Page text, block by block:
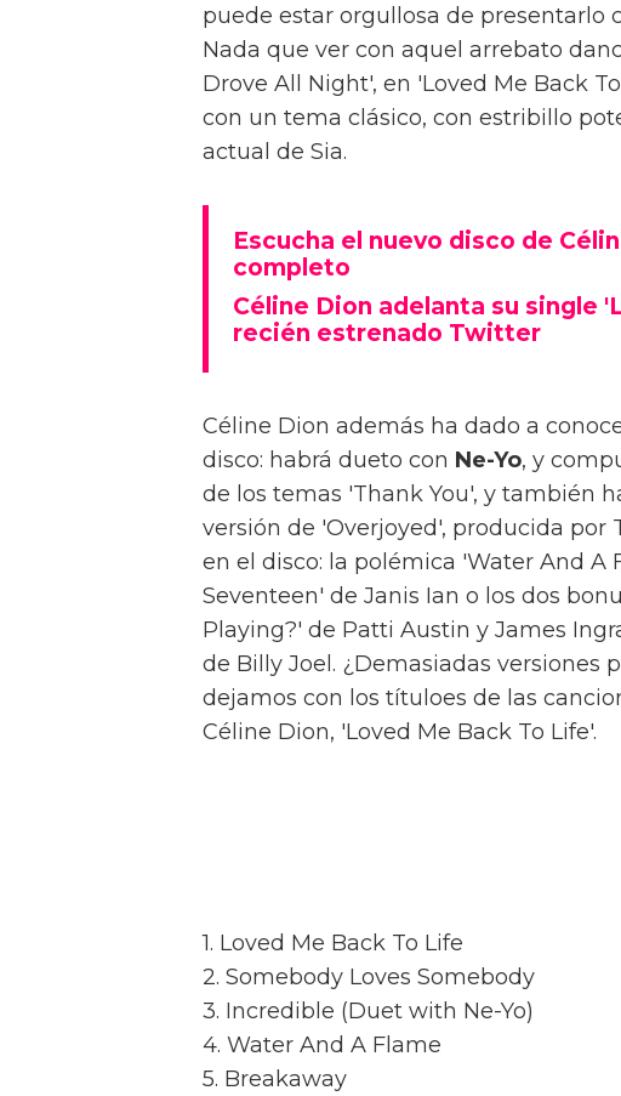
puede estar orgullosa de presentarlo
Nada que ver con aquel arrebato
Drove All Night', en 'Loved Me Back
con un tema clásico, con estribillo
actual de Sia.
Escucha el nuevo disco de
completo
Céline Dion adelanta su single
recién estrenado Twitter
Céline Dion además ha dado a
disco: habrá dueto con Ne-Yo, y
de los temas 'Thank You', y también
versión de 'Overjoyed', producida por
en el disco: la polémica 'Water And
Seventeen' de Janis Ian o los dos
Playing?' de Patti Austin y James
de Billy Joel. ¿Demasiadas versiones
dejamos con los títuloes de las
Céline Dion, 'Loved Me Back To Life'.
1. Loved Me Back To Life
2. Somebody Loves Somebody
3. Incredible (Duet with Ne-Yo)
4. Water And A Flame
5. Breakaway